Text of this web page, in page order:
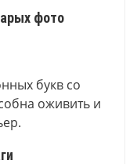
фото
букв со
оживить и